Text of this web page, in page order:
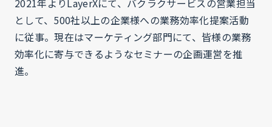
2021年よりLayerXにて、バクラクサービスの営業担当
として、500社以上の企業様への業務効率化提案活動
に従事。現在はマーケティング部門にて、皆様の業務
効率化に寄与できるようなセミナーの企画運営を推
進。